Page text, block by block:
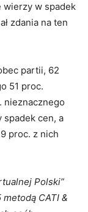
wierzy w spadek
zdania na ten
partii, 62
51 proc.
nieznacznego
spadek cen, a
proc. z nich
Polski”
CATI &